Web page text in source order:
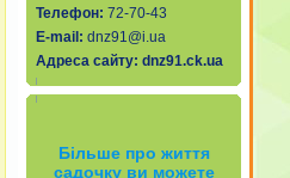
Телефон: 72-70-43
Е-mail : dnz91@i.ua
Адреса сайту: dnz91.ck.ua
Більше про життя
садочку ви можете